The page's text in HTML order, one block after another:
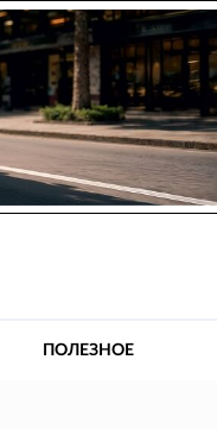
ПОЛЕЗНОЕ